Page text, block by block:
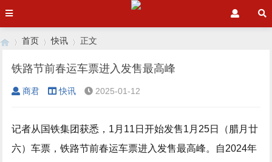
›
首页 快讯
›
正文
铁路节前春运车票进入发售最高峰
商君 快讯 2025-01-12
记者从国铁集团获悉，1月11日开始发售1月25日（腊月廿
六）车票，铁路节前春运车票进入发售最高峰。自2024年